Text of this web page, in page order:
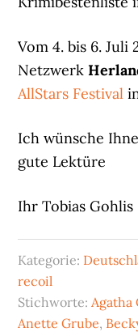
Vom 4. bis 6.
Netzwerk
AllStars Festival
Ich wünsche
gute Lektüre
Ihr Tobias Gohlis
Kategorie:
recoil
Stichworte: Agatha
Anette Grube,